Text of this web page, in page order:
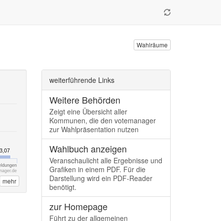
Wahlräume
3,07
3,07
mehr
weiterführende Links
Weitere Behörden
Zeigt eine Übersicht aller
Kommunen, die den votemanager
zur Wahlpräsentation nutzen
Wahlbuch anzeigen
Veranschaulicht alle Ergebnisse und
Grafiken in einem PDF. Für die
Darstellung wird ein PDF-Reader
benötigt.
zur Homepage
Führt zu der allgemeinen